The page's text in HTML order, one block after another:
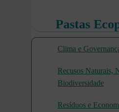
Pastas
Clima e
Recusos Naturais,
Biodiversidade
Resíduos e